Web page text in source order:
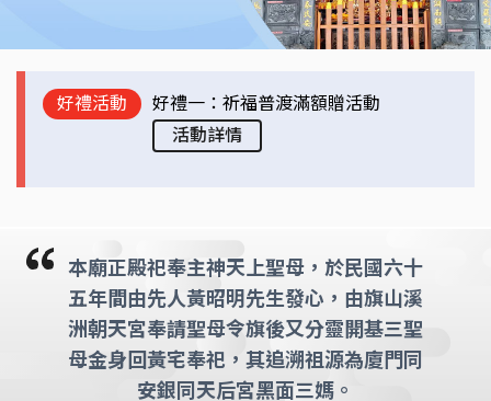
好禮活動
好禮一：祈福普渡滿額贈活動
活動詳情
本廟正殿祀奉主神天上聖母，於民國六十
五年間由先人黃昭明先生發心，由旗山溪
洲朝天宮奉請聖母令旗後又分靈開基三聖
母金身回黃宅奉祀，其追溯祖源為廈門同
安銀同天后宮黑面三媽。